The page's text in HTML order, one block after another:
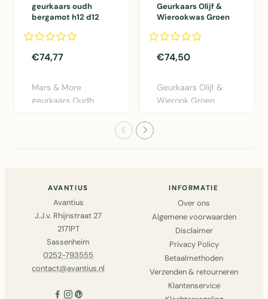
geurkaars oudh
bergamot h12 d12
€74,77
Mars & More
geurkaars Oudh
Geurkaars Olijf &
Wierookwas Groen
€74,50
Geurkaars Olijf &
Wierook Groen
AVANTIUS
Avantius
J.J.v. Rhijnstraat 27
2171PT
Sassenheim
0252-793555
contact@avantius.nl
INFORMATIE
Over ons
Algemene voorwaarden
Disclaimer
Privacy Policy
Betaalmethoden
Verzenden & retourneren
Klantenservice